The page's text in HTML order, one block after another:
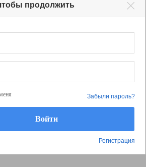
продолжить
Регистрация
Забыли пароль?